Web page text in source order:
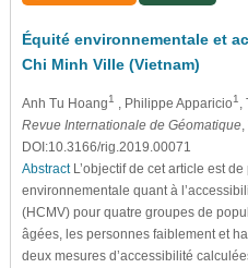
Équité environnementale et
Chi Minh Ville (Vietnam)
Anh Tu Hoang1 , Philippe Apparicio1
Revue Internationale de Géomatique,
DOI:10.3166/rig.2019.00071
AbstractL’objectif de cet article est
environnementale quant à
(HCMV) pour quatre groupes de
âgées, les personnes faiblement et
deux mesures d’accessibilité